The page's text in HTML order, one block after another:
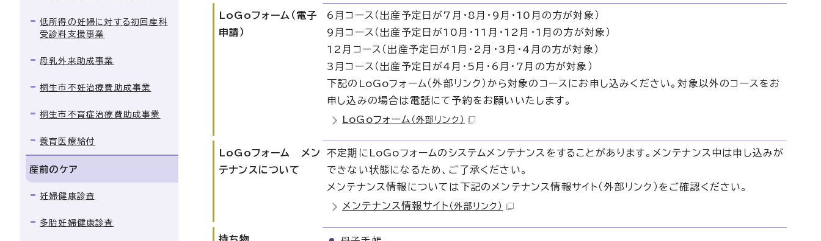
LoGoフォーム（電子
申請）
6月コース（出産予定日が7月・8月・9月・10月の方が対象）
9月コース（出産予定日が10月・11月・12月・1月の方が対象）
12月コース（出産予定日が1月・2月・3月・4月の方が対象）
3月コース（出産予定日が4月・5月・6月・7月の方が対象）
下記のLoGoフォーム（外部リンク）から対象のコースにお申し込みください。対象以外のコースをお
申し込みの場合は電話にて予約をお願いいたします。
LoGoフォーム （外部リンク）
LoGoフォーム メン
テナンスについて
不定期にLoGoフォームのシステムメンテナンスをすることがあります。メンテナンス中は申し込みが
できない状態になるため、ご了承ください。
メンテナンス情報については下記のメンテナンス情報サイト（外部リンク）をご確認ください。
メンテナンス情報サイト （外部リンク）
持ち物
低所得の妊婦に対する初回産科
受診料支援事業
母乳外来助成事業
桐生市不妊治療費助成事業
桐生市不育症治療費助成事業
養育医療給付
産前のケア
妊婦健康診査
多胎妊婦健康診査